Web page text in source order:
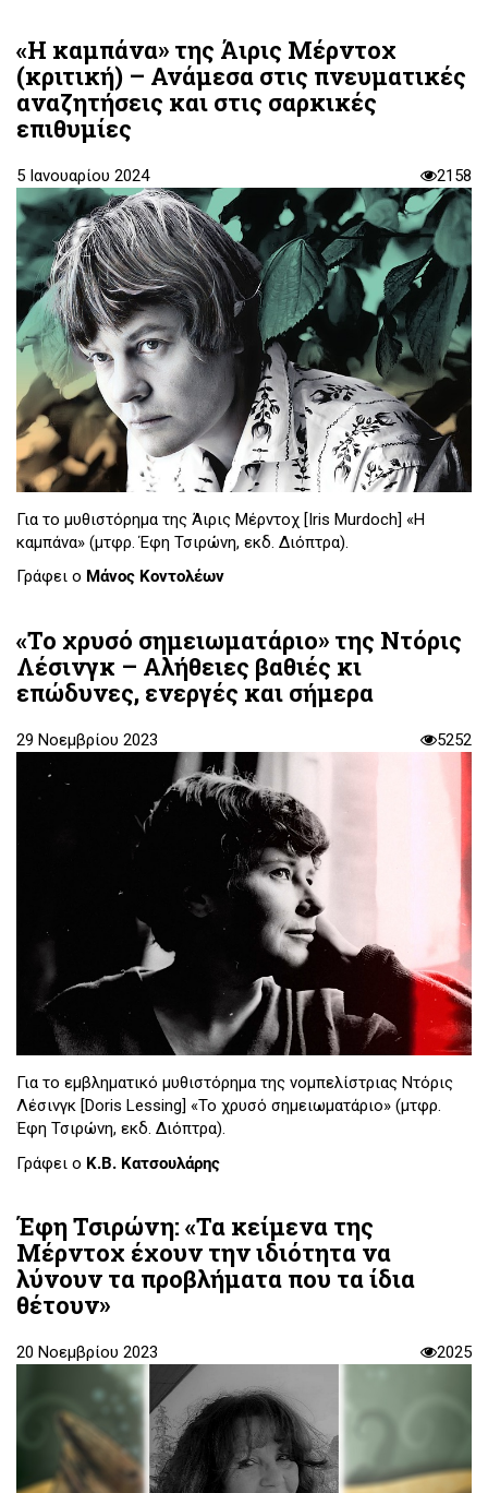
«Η καμπάνα» της Άιρις Μέρντοχ
(κριτική) – Ανάμεσα στις πνευματικές
αναζητήσεις και στις σαρκικές
επιθυμίες
5 Ιανουαρίου 2024 2158
Για το μυθιστόρημα της Άιρις Μέρντοχ [Iris Murdoch] «Η
καμπάνα» (μτφρ. Έφη Τσιρώνη, εκδ. Διόπτρα).
Γράφει ο Μάνος Κοντολέων
«Το χρυσό σημειωματάριο» της Ντόρις
Λέσινγκ – Αλήθειες βαθιές κι
επώδυνες, ενεργές και σήμερα
29 Νοεμβρίου 2023 5252
Για το εμβληματικό μυθιστόρημα της νομπελίστριας Ντόρις
Λέσινγκ [Doris Lessing] «Το χρυσό σημειωματάριο» (μτφρ.
Έφη Τσιρώνη, εκδ. Διόπτρα).
Γράφει ο Κ.Β. Κατσουλάρης
Έφη Τσιρώνη: «Τα κείμενα της
Μέρντοχ έχουν την ιδιότητα να
λύνουν τα προβλήματα που τα ίδια
θέτουν»
20 Νοεμβρίου 2023 2025